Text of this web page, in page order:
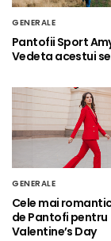
GENERALE
Pantofii Sport
Vedeta acestui
GENERALE
Cele mai
de Pantofi pentru
Valentine’s Day